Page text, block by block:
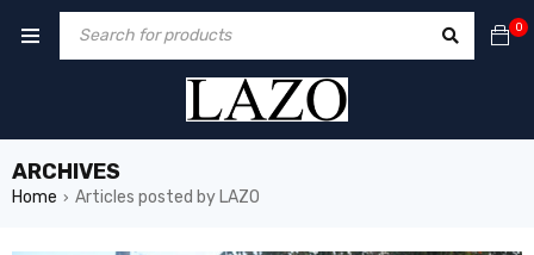
0
ARCHIVES
Home › Articles posted by LAZO